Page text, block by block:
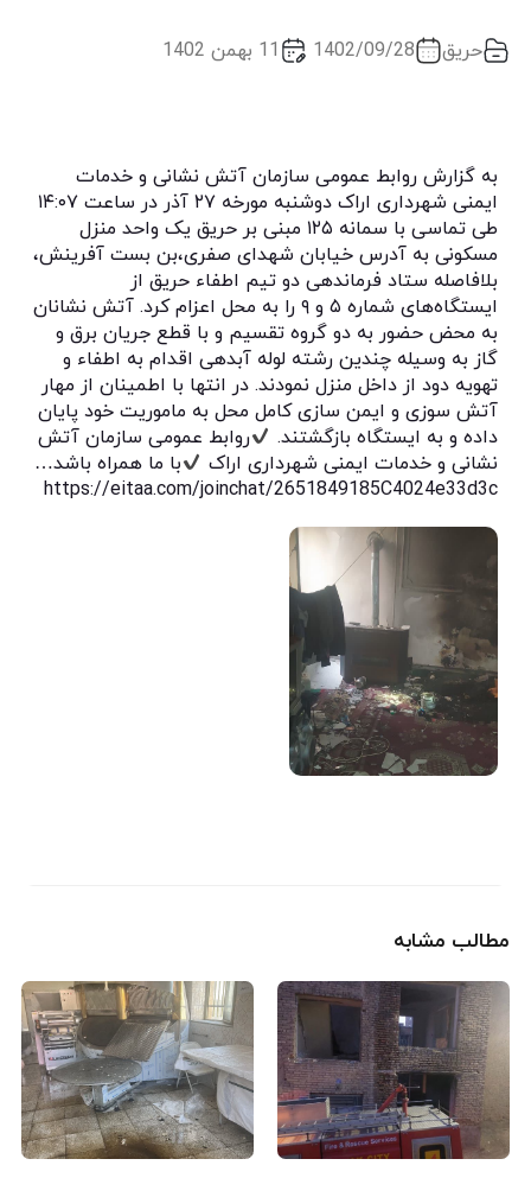
حریق 1402/09/28 11 بهمن 1402
به گزارش روابط عمومی سازمان آتش نشانی و خدمات
ایمنی شهرداری اراک دوشنبه مورخه ۲۷ آذر در ساعت ۱۴:۰۷
طی تماسی با سمانه ۱۲۵ مبنی بر حریق یک واحد منزل
مسکونی به آدرس خیابان شهدای صفری،بن بست آفرینش،
بلافاصله ستاد فرماندهی دو تیم اطفاء حریق از
ایستگاه‌های شماره ۵ و ۹ را به محل اعزام کرد. آتش نشانان
به محض حضور به دو گروه تقسیم و با قطع جریان برق و
گاز به وسیله چندین رشته لوله آبدهی اقدام به اطفاء و
تهویه دود از داخل منزل نمودند. در انتها با اطمینان از مهار
آتش سوزی و ایمن سازی کامل محل به ماموریت خود پایان
داده و به ایستگاه بازگشتند.
روابط عمومی سازمان آتش
نشانی و خدمات ایمنی شهرداری اراک
با ما همراه باشد…
https://eitaa.com/joinchat/2651849185C4024e33d3c
مطالب مشابه